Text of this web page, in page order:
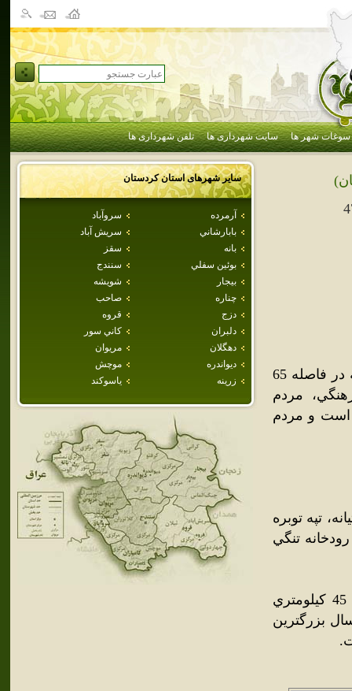
سوغات شهر ها سایت شهرداری ها تلفن شهرداری ها
سایر شهرهای استانكردستان
آرمرده
سروآباد
بابارشاني
سريش آباد
بانه
سقز
بوئين سفلي
سنندج
بيجار
شويشه
چناره
صاحب
دزج
قروه
دلبران
كاني سور
دهگلان
مريوان
ديواندره
موچش
زرينه
ياسوكند
کامياران از شهرستانهاي نسبتاً نوبنياد استان کردستان ايران است که در فاصله 65
مردم
است و مردم
تپه توبره
تنگي
همچنين تأسيس مجتمع پرورش ماهيان سردابي (قزل آلا) واقع در 45 کيلومتري
سيروان با ظرفيت 564 تن در سال بزرگترين